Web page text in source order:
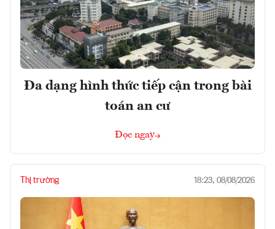
Đa dạng hình thức tiếp cận trong bài
toán an cư
Đọc ngay
Thị trường 18:23, 08/08/2026